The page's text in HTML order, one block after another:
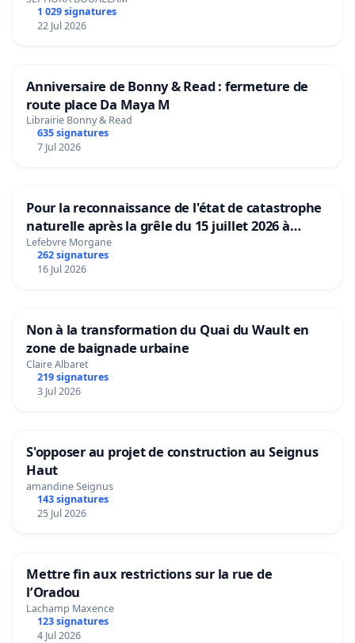
1 029 signatures
22 Jul 2026
Anniversaire de Bonny & Read : fermeture de
route place Da Maya M
Librairie Bonny & Read
635 signatures
7 Jul 2026
Pour la reconnaissance de l'état de catastrophe
naturelle après la grêle du 15 juillet 2026 à
Aubenas et ses alentours
Lefebvre Morgane
262 signatures
16 Jul 2026
Non à la transformation du Quai du Wault en
zone de baignade urbaine
Claire Albaret
219 signatures
3 Jul 2026
S'opposer au projet de construction au Seignus
Haut
amandine Seignus
143 signatures
25 Jul 2026
Mettre fin aux restrictions sur la rue de
l’Oradou
Lachamp Maxence
123 signatures
4 Jul 2026